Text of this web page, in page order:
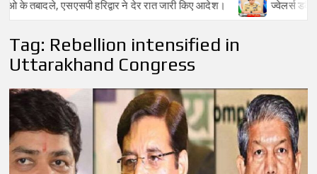
तबादले, एसएसपी हरिद्वार ने देर रात जारी किए आदेश। ज्वेलर्स डकैती
Tag: Rebellion intensified in
Uttarakhand Congress